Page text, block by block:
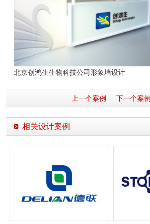
北京创鸿生生物科技公司形象墙设计
上一个案例 下一个案例
相关设计案例